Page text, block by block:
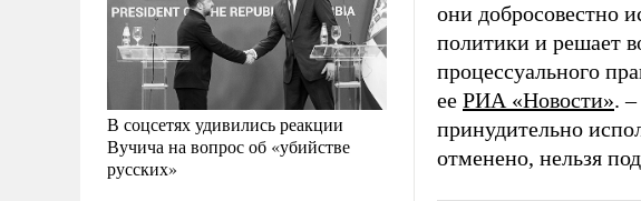
В соцсетях удивились реакции
Вучича на вопрос об «убийстве
русских»
они добросовестно
политики и решает
процессуального
ее РИА «Новости».
принудительно
отменено, нельзя